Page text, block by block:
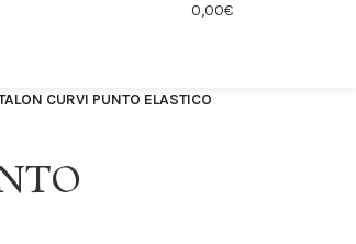
0,00€
CURVI PUNTO ELASTICO